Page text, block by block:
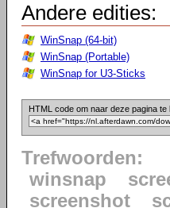
Andere edities:
WinSnap (64-bit)
WinSnap (Portable)
WinSnap for U3-Sticks
HTML code om naar deze pagina te
Trefwoorden:
winsnap
screenshot